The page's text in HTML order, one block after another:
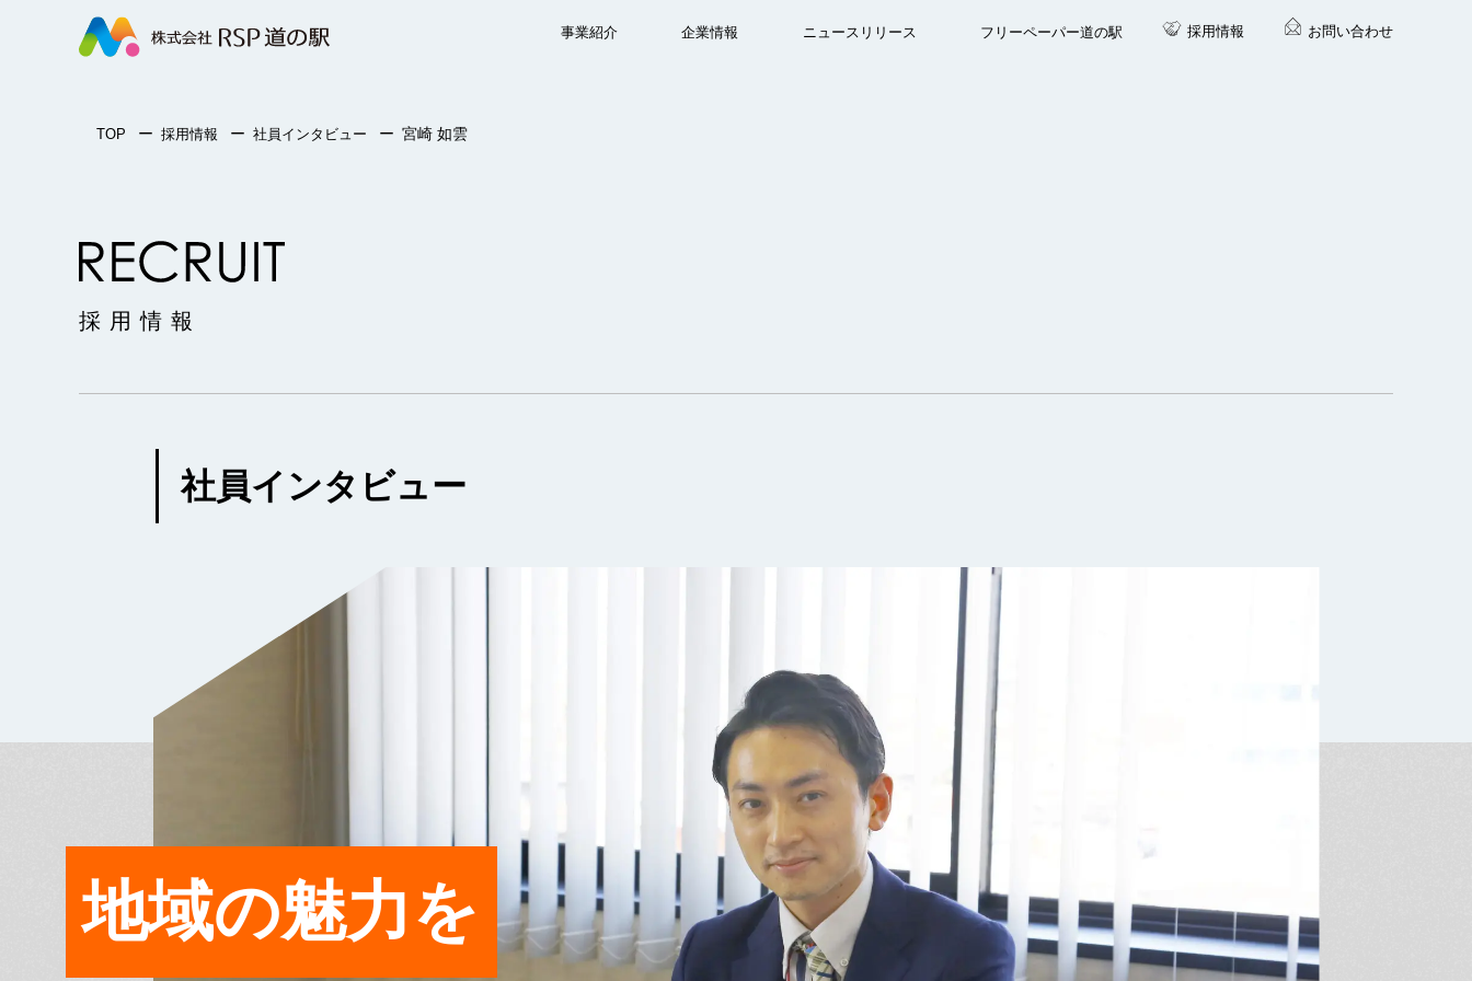
株
会
RSP
道
駅
事業紹介 企業情報 ニュースリリース フリーペーパー道の駅 採用情報 お問い合わせ
TOP ー 採用情報 ー 社員インタビュー ー 宮崎 如雲
RECRUIT
採用情報
社員インタビュー
地域の魅力を